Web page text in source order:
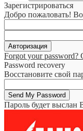
Зарегистрироваться
Добро пожаловать!
Forgot your password?
Password recovery
Восстановите свой
Пароль будет выслан